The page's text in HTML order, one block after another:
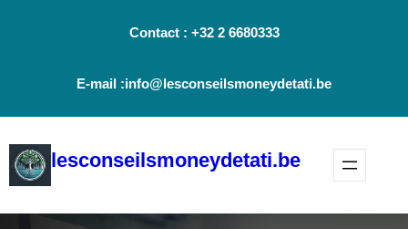
Contact : +32 2 6680333
E-mail :info@lesconseilsmoneydetati.be
lesconseilsmoneydetati.be